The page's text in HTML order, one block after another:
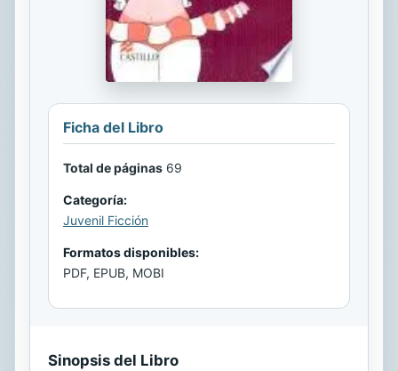
Ficha del Libro
Total de páginas 69
Categoría:
Juvenil Ficción
Formatos disponibles:
PDF, EPUB, MOBI
Sinopsis del Libro